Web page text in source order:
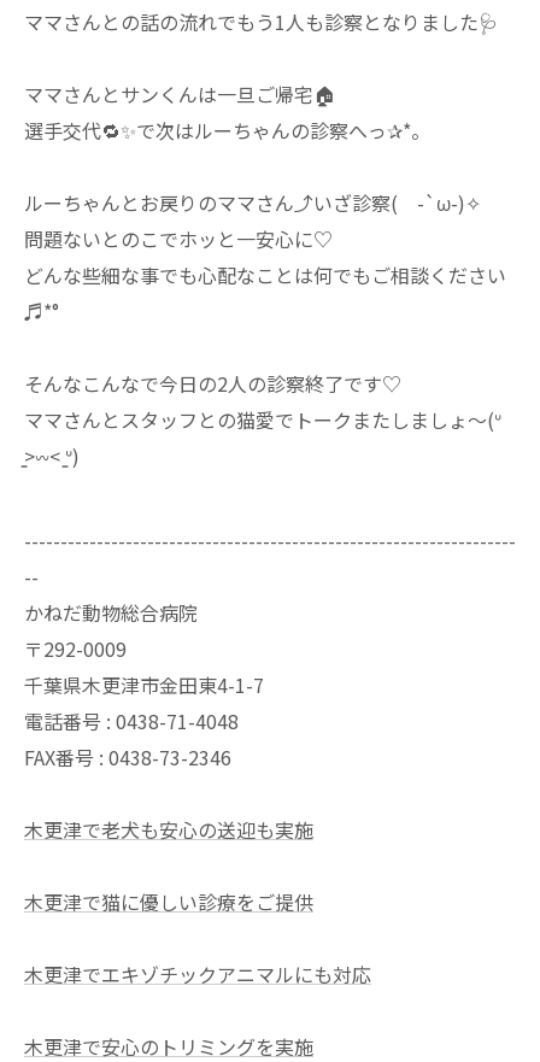
ママさんとの話の流れでもう1人も診察となりました🩺
ママさんとサンくんは一旦ご帰宅🏠
選手交代🔁✨で次はルーちゃんの診察へっ✰*。
ルーちゃんとお戻りのママさん⤴いざ診察( -`ω-)✧
問題ないとのこでホッと一安心に♡
どんな些細な事でも心配なことは何でもご相談ください
♬*°
そんなこんなで今日の2人の診察終了です♡
ママさんとスタッフとの猫愛でトークまたしましょ～(ᐡ
̳>𖥦< ̳ᐡ)
--------------------------------------------------------------------
--
かねだ動物総合病院
〒292-0009
千葉県木更津市金田東4-1-7
電話番号 : 0438-71-4048
FAX番号 : 0438-73-2346
木更津で老犬も安心の送迎も実施
木更津で猫に優しい診療をご提供
木更津でエキゾチックアニマルにも対応
木更津で安心のトリミングを実施